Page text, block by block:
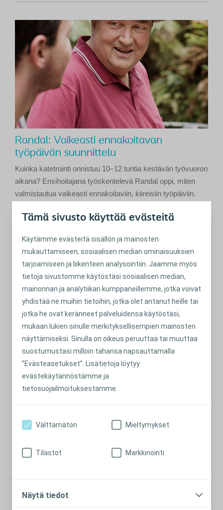
Tämä sivusto käyttää evästeitä
Käytämme evästeitä sisällön ja mainosten
mukauttamiseen, sosiaalisen median ominaisuuksien
tarjoamiseen ja liikenteen analysointiin. Jaamme myös
tietoja sivustomme käytöstäsi sosiaalisen median,
mainonnan ja analytiikan kumppaneillemme, jotka voivat
yhdistää ne muihin tietoihin, jotka olet antanut heille tai
jotka he ovat keränneet palveluidensa käytöstäsi,
mukaan lukien sinulle merkityksellisempien mainosten
näyttämiseksi. Sinulla on oikeus peruuttaa tai muuttaa
suostumustasi milloin tahansa napsauttamalla
”Evästeasetukset”. Lisätietoja löytyy
evästekäytännöstämme ja
tietosuojailmoituksestamme.
Välttämätön Mieltymykset
Tilastot Markkinointi
Näytä tiedot
Randal: Vaikeasti ennakoitavan
työpäivän suunnittelu
Kuinka katetrointi onnistuu 10–12 tuntia kestävän työvuoron
aikana? Ensihoitajana työskentelevä Randal oppi, miten
valmistautua vaikeasti ennakoitaviin, kiireisiin työpäiviin.
Vicky: Sopeutuminen elämään katetrin
kanssa
seuraavaa lomaseikkailua ulkomaille.